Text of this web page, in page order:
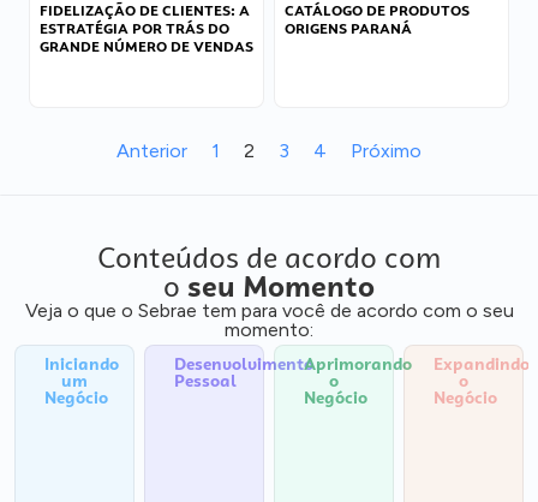
FIDELIZAÇÃO DE CLIENTES: A
ESTRATÉGIA POR TRÁS DO
GRANDE NÚMERO DE VENDAS
CATÁLOGO DE PRODUTOS
ORIGENS PARANÁ
Anterior 1 2 3 4 Próximo
Conteúdos de acordo com
o seu Momento
Veja o que o Sebrae tem para você de acordo com o seu
momento:
Iniciando
um
Negócio
Desenvolvimento
Pessoal
Aprimorando
o
Negócio
Expandindo
o
Negócio